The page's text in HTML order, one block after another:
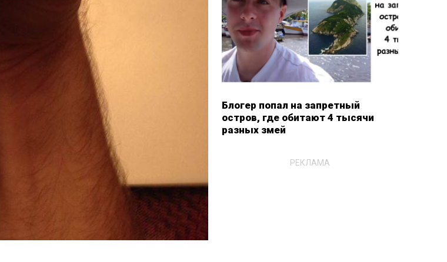
Блогер попал на запретный
остров, где обитают 4 тысячи
разных змей
РЕКЛАМА